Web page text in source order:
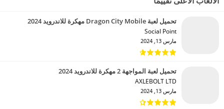
تحميل لعبة Dragon City Mobile مهكرة للاندرويد 2024
Social Point‏
مارس 13, 2024
تحميل لعبة المواجهة 2 مهكرة للاندرويد 2024
AXLEBOLT LTD‏
مارس 13, 2024